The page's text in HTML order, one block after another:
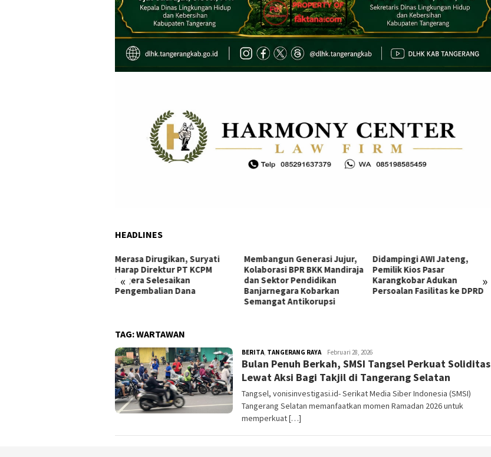
HEADLINES
« »
Membangun Generasi Jujur,
Kolaborasi BPR BKK Mandiraja
dan Sektor Pendidikan
Banjarnegara Kobarkan
Didampingi AWI Jateng,
Pemilik Kios Pasar
Karangkobar Adukan
Persoalan Fasilitas ke DPRD
PWI Pusat Tempuh Jalur
Hukum, Laporkan Hotman
Paris atas Dugaan
Penghinaan terhadap
TAG:WARTAWAN
BERITA, TANGERANG RAYAAzizah
Februari 28, 2026
Bulan Penuh Berkah, SMSI Tangsel Perkuat Soliditas
Lewat Aksi Bagi Takjil di Tangerang Selatan
Tangsel, vonisinvestigasi.id- Serikat Media Siber Indonesia (SMSI)
Tangerang Selatan memanfaatkan momen Ramadan 2026 untuk
memperkuat […]